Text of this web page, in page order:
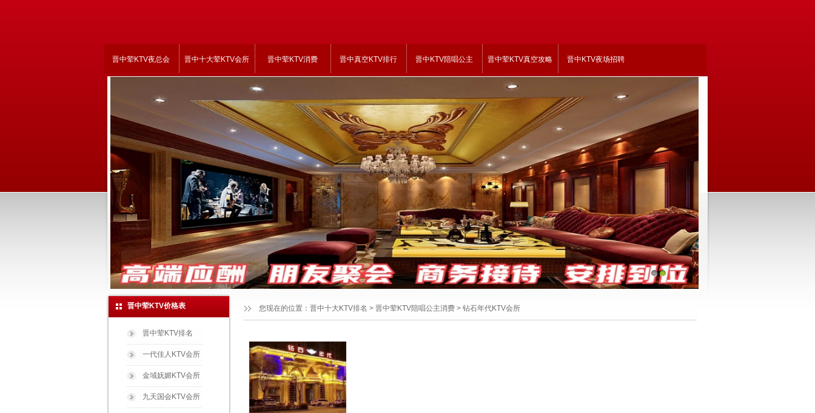
1 2
晋中荤KTV夜总会 晋中十大荤KTV会所 晋中荤KTV消费 晋中真空KTV排行 晋中KTV陪唱公主 晋中荤KTV真空攻略 晋中KTV夜场招聘
晋中荤KTV价格表
晋中荤KTV排名
一代佳人KTV会所
金域妩媚KTV会所
九天国会KTV会所
您现在的位置： 晋中十大KTV排名 > 晋中荤KTV陪唱公主消费 > 钻石年代KTV会所